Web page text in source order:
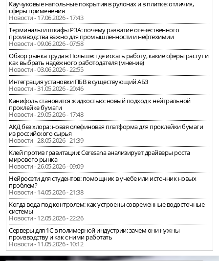
Каучуковые напольные покрытия в рулонах и в плитке: отличия,
сферы применения
Новости - 17.06.2026 - 17:43
Терминалы и шкафы РЗА: почему развитие отечественного
производства важно для промышленности и нефтехимии
Новости - 09.06.2026 - 07:58
Обзор рынка труда в Польше: где искать работу, какие сферы растут и
как выбрать надёжного работодателя (мнение)
Новости - 03.06.2026 - 22:55
Интеграция установки ПБВ в существующий АБЗ
Новости - 31.05.2026 - 20:46
Канифоль становится жидкостью: новый подход к нейтральной
проклейке бумаги
Новости - 29.05.2026 - 17:48
АКД без хлора: новая олефиновая платформа для проклейки бумаги
из российского сырья
Новости - 28.05.2026 - 21:39
Клей против гравитации: Ceresana анализирует драйверы роста
мирового рынка
Новости - 26.05.2026 - 09:09
Нейросети для студентов: помощник в учебе или источник новых
проблем?
Новости - 14.05.2026 - 21:38
Когда вода под контролем: как устроены современные водосточные
системы
Новости - 12.05.2026 - 22:26
Серверы для 1С в полимерной индустрии: зачем они нужны
производству и как с ними работать
Новости - 11.05.2026 - 10:12